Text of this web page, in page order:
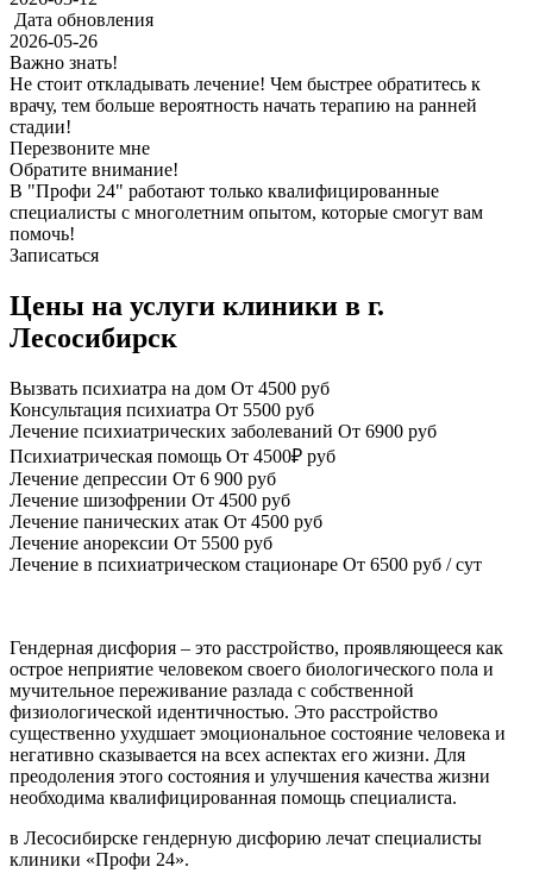
Дата обновления
2026-05-26
Важно знать!
Не стоит откладывать лечение! Чем быстрее обратитесь к
врачу, тем больше вероятность начать терапию на ранней
стадии!
Перезвоните мне
Обратите внимание!
В "Профи 24" работают только квалифицированные
специалисты с многолетним опытом, которые смогут вам
помочь!
Записаться
Цены на услуги клиники в г.
Лесосибирск
Вызвать психиатра на дом От 4500 руб
Консультация психиатра От 5500 руб
Лечение психиатрических заболеваний От 6900 руб
Психиатрическая помощь От 4500₽ руб
Лечение депрессии От 6 900 руб
Лечение шизофрении От 4500 руб
Лечение панических атак От 4500 руб
Лечение анорексии От 5500 руб
Лечение в психиатрическом стационаре От 6500 руб / сут
Гендерная дисфория – это расстройство, проявляющееся как
острое неприятие человеком своего биологического пола и
мучительное переживание разлада с собственной
физиологической идентичностью. Это расстройство
существенно ухудшает эмоциональное состояние человека и
негативно сказывается на всех аспектах его жизни. Для
преодоления этого состояния и улучшения качества жизни
необходима квалифицированная помощь специалиста.
в Лесосибирске гендерную дисфорию лечат специалисты
клиники «Профи 24».